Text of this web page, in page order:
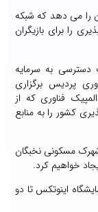
را می دهد که شبکه
را برای بازیگران
به سرمایه
پردیس برگزاری
فناوری که از
کشور را به منابع
مسکونی نخبگان
خواهیم کرد.
اینوتکس تا دو